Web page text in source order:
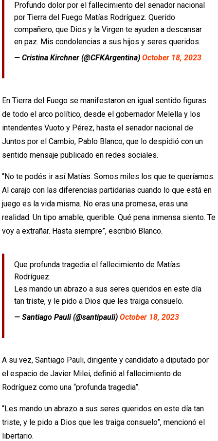
Profundo dolor por el fallecimiento del senador nacional
por Tierra del Fuego Matías Rodríguez. Querido
compañero, que Dios y la Virgen te ayuden a descansar
en paz. Mis condolencias a sus hijos y seres queridos.
— Cristina Kirchner (@CFKArgentina)October 18, 2023
En Tierra del Fuego se manifestaron en igual sentido figuras
de todo el arco político, desde el gobernador Melella y los
intendentes Vuoto y Pérez, hasta el senador nacional de
Juntos por el Cambio, Pablo Blanco, que lo despidió con un
sentido mensaje publicado en redes sociales.
“No te podés ir así Matías. Somos miles los que te queríamos.
Al carajo con las diferencias partidarias cuando lo que está en
juego es la vida misma. No eras una promesa, eras una
realidad. Un tipo amable, querible. Qué pena inmensa siento. Te
voy a extrañar. Hasta siempre”, escribió Blanco.
Que profunda tragedia el fallecimiento de Matías
Rodríguez.
Les mando un abrazo a sus seres queridos en este día
tan triste, y le pido a Dios que les traiga consuelo.
— Santiago Pauli (@santipauli)October 18, 2023
A su vez, Santiago Pauli, dirigente y candidato a diputado por
el espacio de Javier Milei, definió al fallecimiento de
Rodríguez como una “profunda tragedia”.
“Les mando un abrazo a sus seres queridos en este día tan
triste, y le pido a Dios que les traiga consuelo”, mencionó el
libertario.